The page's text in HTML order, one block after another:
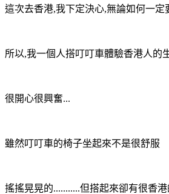
這次去香港,我下定決心,無論如何一定
所以,我一個人搭叮叮車體驗香港人的
很開心很興奮...
雖然叮叮車的椅子坐起來不是很舒服
搖搖晃晃的...........但搭起來卻有很香港